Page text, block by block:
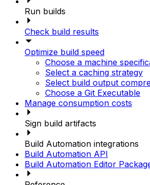
Run builds
Check build results
Optimize build speed
Choose a machine
Select a caching strategy
Select build output
Choose a Git Executable
Manage consumption costs
Sign build artifacts
Build Automation integrations
Build Automation API
Build Automation Editor